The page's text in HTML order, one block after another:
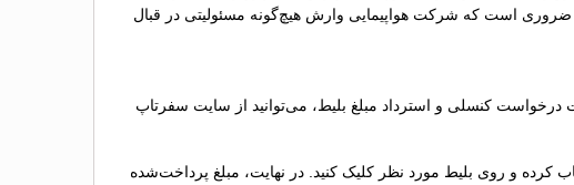
توجه به این نکته ضروری است که شرکت هواپیمایی وارش هیچ‌گونه مسئولیتی در قبال
کنسلی و استرداد مبلغ بلیط، می‌توانید از سایت سفرتاپ
کرده و روی بلیط مورد نظر کلیک کنید. در نهایت، مبلغ پرداخت‌شده